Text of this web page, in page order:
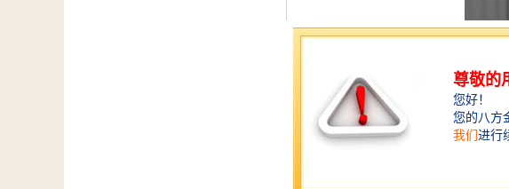
据统计，我国开采1吨煤炭约产生2.1吨矿